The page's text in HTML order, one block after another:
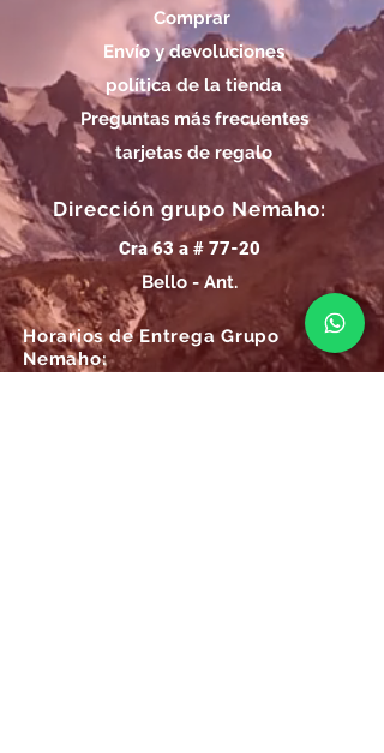
Comprar
Envío y devoluciones
política de la tienda
Preguntas más frecuentes
tarjetas de regalo
Dirección grupo Nemaho:
Cra 63 a # 77-20
Bello - Ant.
Horarios de Entrega Grupo
Nemaho: